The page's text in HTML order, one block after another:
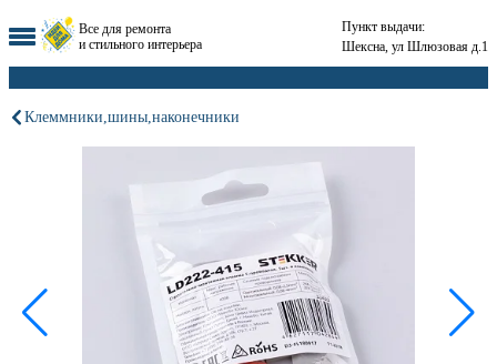
Все для ремонта
и стильного интерьера
Пункт выдачи:
Шексна, ул Шлюзовая д.1
Клеммники,шины,наконечники